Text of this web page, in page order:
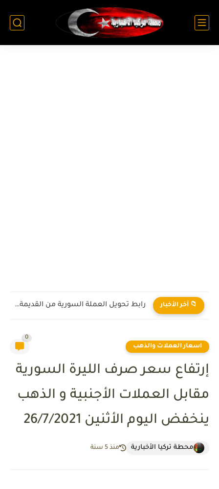
📁 آخر الأخبار رابط تحويل العملة السورية من القديمة إلى الجديدة 2026
اسعار العملات والذهب
0
إرتفاع سعر صرف الليرة السورية
مقابل العملات الأجنبية و الذهب
ينخفض اليوم الأثنين 26/7/2021
محطة تركيا الأخبارية منذ 5 سنة